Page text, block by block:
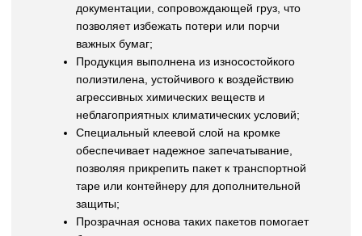
документации, сопровождающей груз, что
позволяет избежать потери или порчи
важных бумаг;
Продукция выполнена из износостойкого
полиэтилена, устойчивого к воздействию
агрессивных химических веществ и
неблагоприятных климатических условий;
Специальный клеевой слой на кромке
обеспечивает надежное запечатывание,
позволяя прикрепить пакет к транспортной
таре или контейнеру для дополнительной
защиты;
Прозрачная основа таких пакетов помогает